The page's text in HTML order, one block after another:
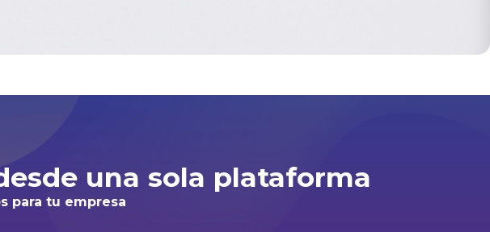
una sola plataforma
para tu empresa